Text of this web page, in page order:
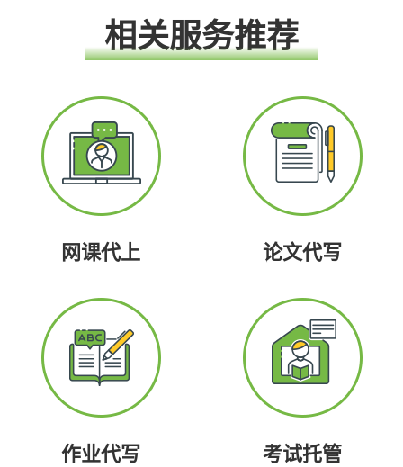
相关服务推荐
网课代上 论文代写
作业代写 考试托管